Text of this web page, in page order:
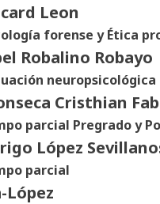
Leon
forense y Ética
Robalino Robayo
neuropsicológica
Cristhian
parcial Pregrado y
López
parcial
López